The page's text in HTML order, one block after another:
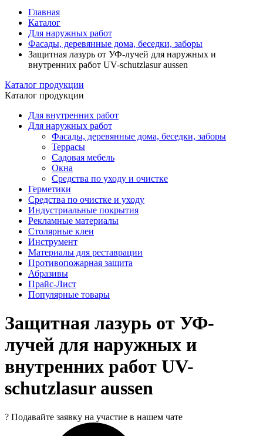
Главная
Каталог
Для наружных работ
Фасады, деревянные дома, беседки, заборы
Защитная лазурь от УФ-лучей для наружных и
внутренних работ UV-schutzlasur aussen
Каталог продукции
Каталог продукции
Для внутренних работ
Для наружных работ
Фасады, деревянные дома, беседки, заборы
Террасы
Садовая мебель
Окна
Средства по уходу и очистке
Герметики
Средства по очистке и уходу
Индустриальные покрытия
Рекламные материалы
Столярные клеи
Инструмент
Материалы для реставрации
Противопожарная защита
Абразивы
Прайс-Лист
Популярные товары
Защитная лазурь от УФ-
лучей для наружных и
внутренних работ UV-
schutzlasur aussen
? Подавайте заявку на участие в нашем чате